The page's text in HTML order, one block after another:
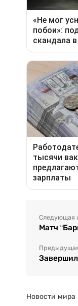
Следующая
Матч
Новости мира